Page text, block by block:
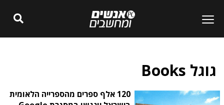
גוגל Books
120 אלף ספרים מהספרייה הלאומית